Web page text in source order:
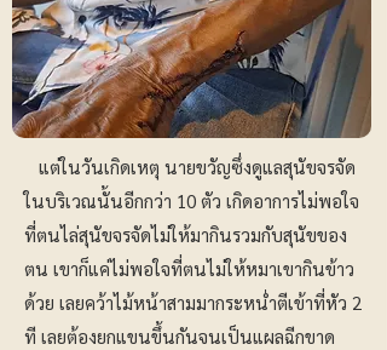
แต่ในวันเกิดเหตุ นายขวัญซึ่งดูแลสุนัขจรจัด
ในบริเวณนั้นอีกกว่า 10 ตัว เกิดอาการไม่พอใจ
ที่ตนไล่สุนัขจรจัดไม่ให้มากินรวมกับสุนัขของ
ตน เขาก็แค่ไม่พอใจที่ตนไม่ให้หมาเขากินข้าว
ด้วย เลยคว้าไม้หน้าสามมากระหน่ำตีเข้าที่หัว 2
ที เลยต้องยกแขนขึ้นกันจนเป็นแผลฉีกขาด